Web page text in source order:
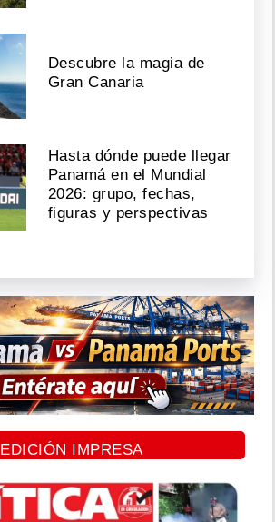
Descubre la magia de
Gran Canaria
Hasta dónde puede llegar
Panamá en el Mundial
2026: grupo, fechas,
figuras y perspectivas
EDICIÓN IMPRESA